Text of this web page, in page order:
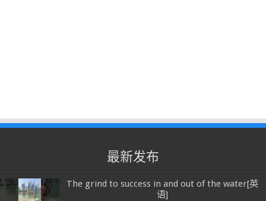
最新发布
The grind to success in and out of the water[英
语]